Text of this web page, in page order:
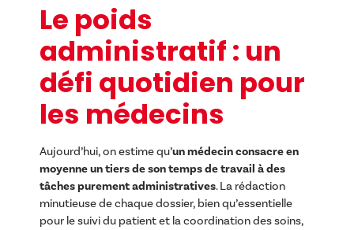
Le poids
administratif : un
défi quotidien pour
les médecins
Aujourd’hui, on estime qu’un médecin consacre en
moyenne un tiers de son temps de travail à des
tâches purement administratives. La rédaction
minutieuse de chaque dossier, bien qu’essentielle
pour le suivi du patient et la coordination des soins,